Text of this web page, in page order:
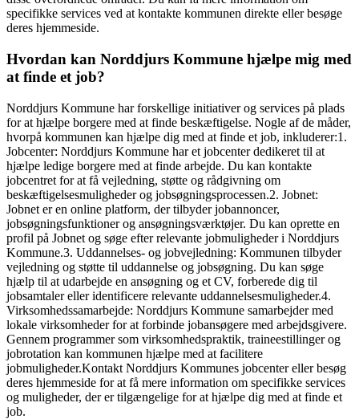
specifikke services ved at kontakte kommunen direkte eller besøge
deres hjemmeside.
Hvordan kan Norddjurs Kommune hjælpe mig med
at finde et job?
Norddjurs Kommune har forskellige initiativer og services på plads
for at hjælpe borgere med at finde beskæftigelse. Nogle af de måder,
hvorpå kommunen kan hjælpe dig med at finde et job, inkluderer:1.
Jobcenter: Norddjurs Kommune har et jobcenter dedikeret til at
hjælpe ledige borgere med at finde arbejde. Du kan kontakte
jobcentret for at få vejledning, støtte og rådgivning om
beskæftigelsesmuligheder og jobsøgningsprocessen.2. Jobnet:
Jobnet er en online platform, der tilbyder jobannoncer,
jobsøgningsfunktioner og ansøgningsværktøjer. Du kan oprette en
profil på Jobnet og søge efter relevante jobmuligheder i Norddjurs
Kommune.3. Uddannelses- og jobvejledning: Kommunen tilbyder
vejledning og støtte til uddannelse og jobsøgning. Du kan søge
hjælp til at udarbejde en ansøgning og et CV, forberede dig til
jobsamtaler eller identificere relevante uddannelsesmuligheder.4.
Virksomhedssamarbejde: Norddjurs Kommune samarbejder med
lokale virksomheder for at forbinde jobansøgere med arbejdsgivere.
Gennem programmer som virksomhedspraktik, traineestillinger og
jobrotation kan kommunen hjælpe med at facilitere
jobmuligheder.Kontakt Norddjurs Kommunes jobcenter eller besøg
deres hjemmeside for at få mere information om specifikke services
og muligheder, der er tilgængelige for at hjælpe dig med at finde et
job.